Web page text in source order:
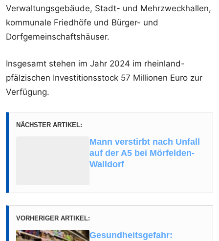
Verwaltungsgebäude, Stadt- und Mehrzweckhallen,
kommunale Friedhöfe und Bürger- und
Dorfgemeinschaftshäuser.
Insgesamt stehen im Jahr 2024 im rheinland-
pfälzischen Investitionsstock 57 Millionen Euro zur
Verfügung.
NÄCHSTER ARTIKEL:
Mann verstirbt nach Unfall
auf der A5 bei Mörfelden-
Walldorf
VORHERIGER ARTIKEL:
Gesundheitsgefahr: